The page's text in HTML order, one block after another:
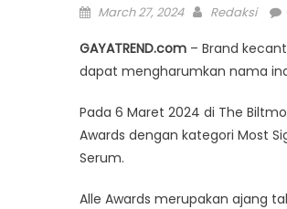
Posted
March 27, 2024 Author
Redaksi
GAYATREND.com – Brand
dapat mengharumkan nama
Pada 6 Maret 2024 di The
Awards dengan kategori Most
Serum.
Alle Awards merupakan ajang